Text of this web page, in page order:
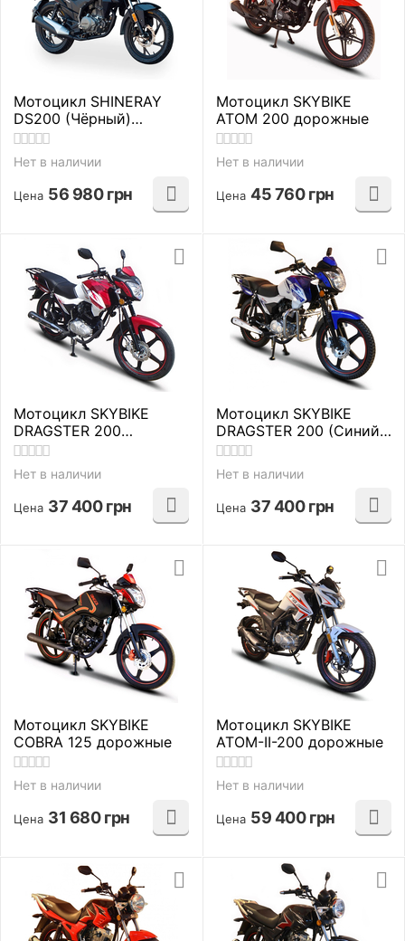
Мотоцикл SHINERAY
DS200 (Чёрный)
дорожные
Нет в наличии
Цена 56 980 грн
Мотоцикл SKYBIKE
ATOM 200 дорожные
Нет в наличии
Цена 45 760 грн
Мотоцикл SKYBIKE
DRAGSTER 200
(Красный) дорожные
Нет в наличии
Цена 37 400 грн
Мотоцикл SKYBIKE
DRAGSTER 200 (Синий)
дорожные
Нет в наличии
Цена 37 400 грн
Мотоцикл SKYBIKE
COBRA 125 дорожные
Нет в наличии
Цена 31 680 грн
Мотоцикл SKYBIKE
ATOM-II-200 дорожные
Нет в наличии
Цена 59 400 грн